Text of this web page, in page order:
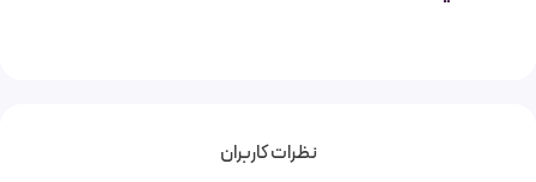
نظرات کاربران